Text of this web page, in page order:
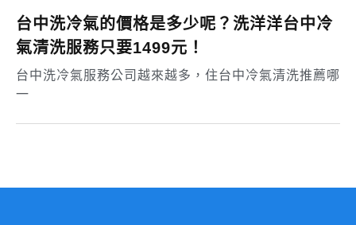
台中洗冷氣的價格是多少呢？洗洋洋台中冷
氣清洗服務只要1499元！
台中洗冷氣服務公司越來越多，住台中冷氣清洗推薦哪
一